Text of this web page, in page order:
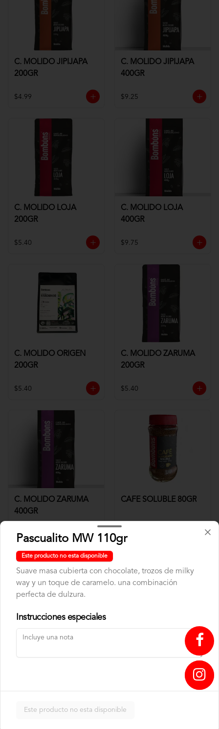
↥
C. MOLIDO JIPIJAPA
200GR
$4.99
C. MOLIDO JIPIJAPA
400GR
$9.25
C. MOLIDO LOJA
200GR
$5.40
C. MOLIDO LOJA
400GR
$9.75
C. MOLIDO ORIGEN
200GR
$5.40
C. MOLIDO ZARUMA
200GR
$5.40
C. MOLIDO ZARUMA
400GR
$9.75
CAFE SOLUBLE 80GR
$6.50
1000GR C.B
CAFE TUESTE CASA
400GR C.B
Panadería
Pascualito MW 110gr
Este producto no esta disponible
Suave masa cubierta con chocolate, trozos de milky
way y un toque de caramelo. una combinación
perfecta de dulzura.
Instrucciones especiales
Este producto no esta disponible